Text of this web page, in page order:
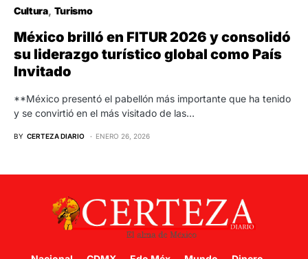
Cultura Turismo
México brilló en FITUR 2026 y consolidó
su liderazgo turístico global como País
Invitado
**México presentó el pabellón más importante que ha tenido
y se convirtió en el más visitado de las…
BY CERTEZA DIARIO ENERO 26, 2026